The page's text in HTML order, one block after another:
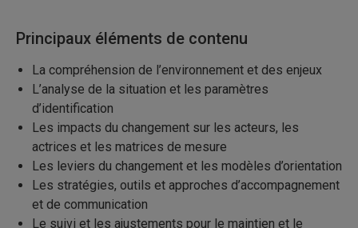
Principaux éléments de contenu
La compréhension de l’environnement et des enjeux
L’analyse de la situation et les paramètres
d’identification
Les impacts du changement sur les acteurs, les
actrices et les matrices de mesure
Les leviers du changement et les modèles d’orientation
Les stratégies, outils et approches d’accompagnement
et de communication
Le suivi et les ajustements pour le maintien et le